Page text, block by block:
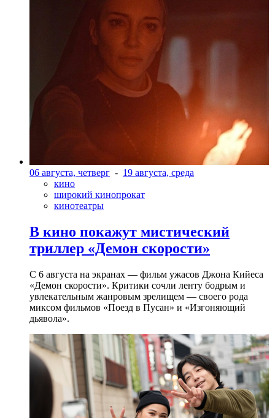
06 августа, четверг - 19 августа, среда
кино
широкий кинопрокат
кинотеатры
В кино покажут мистический
триллер «Демон скорости»
С 6 августа на экранах — фильм ужасов Джона Кийеса
«Демон скорости». Критики сочли ленту бодрым и
увлекательным жанровым зрелищeм — своего рода
миксом фильмов «Поезд в Пусан» и «Изгоняющий
дьявола».